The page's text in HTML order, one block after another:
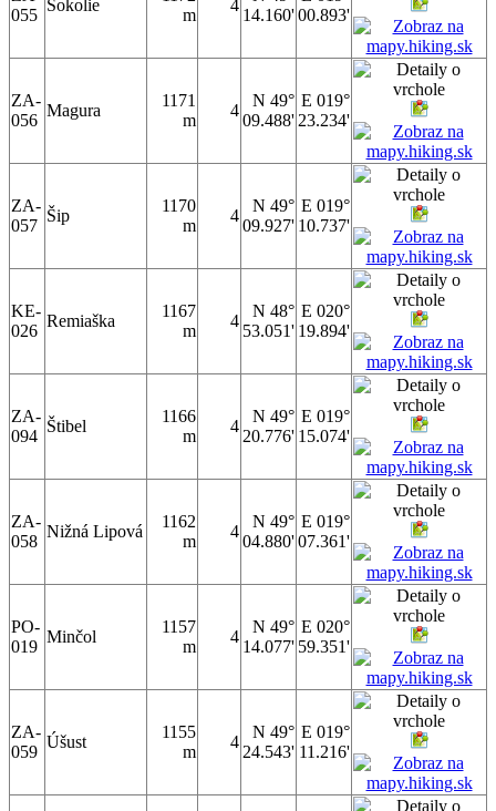
055
Sokolie
m
4
14.160'00.893'
ZA-
056
Magura
1171
m
4
N 49°
09.488'
E 019°
23.234'
ZA-
057
Šip
1170
m
4
N 49°
09.927'
E 019°
10.737'
KE-
026
Remiaška
1167
m
4
N 48°
53.051'
E 020°
19.894'
ZA-
094
Štibel
1166
m
4
N 49°
20.776'
E 019°
15.074'
ZA-
058
Nižná Lipová
1162
m
4
N 49°
04.880'
E 019°
07.361'
PO-
019
Minčol
1157
m
4
N 49°
14.077'
E 020°
59.351'
ZA-
059
Úšust
1155
m
4
N 49°
24.543'
E 019°
11.216'